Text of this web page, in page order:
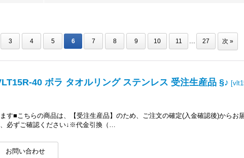
3 4 5 6 7 8 9 10 11 ... 27 次 »
40 ボラ タオルリング ステンレス 受注生産品 §♪ [
す■こちらの商品は、【受注生産品】のため、ご注文の確定(入金確認後)からお
必ずご確認ください↓※代金引換（…